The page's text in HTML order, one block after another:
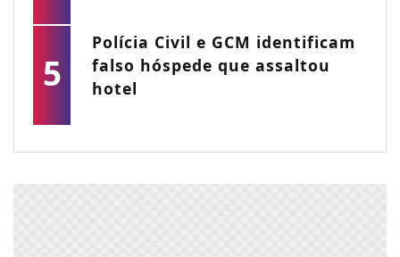
5
Polícia Civil e GCM identificam
falso hóspede que assaltou
hotel